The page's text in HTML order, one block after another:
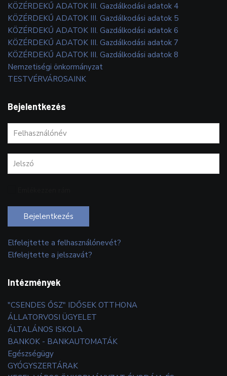
KÖZÉRDEKŰ ADATOK III. Gazdálkodási adatok 4
KÖZÉRDEKŰ ADATOK III. Gazdálkodási adatok 5
KÖZÉRDEKŰ ADATOK III. Gazdálkodási adatok 6
KÖZÉRDEKŰ ADATOK III. Gazdálkodási adatok 7
KÖZÉRDEKŰ ADATOK III. Gazdálkodási adatok 8
Nemzetiségi önkormányzat
TESTVÉRVÁROSAINK
Bejelentkezés
Bejelentkezés
Elfelejtette a felhasználónevét?
Elfelejtette a jelszavát?
Intézmények
"CSENDES ŐSZ" IDŐSEK OTTHONA
ÁLLATORVOSI ÜGYELET
ÁLTALÁNOS ISKOLA
BANKOK - BANKAUTOMATÁK
Egészségügy
GYÓGYSZERTÁRAK